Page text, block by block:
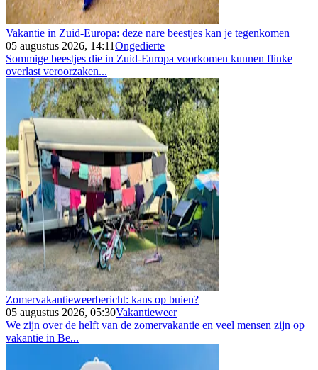
Vakantie in Zuid-Europa: deze nare beestjes kan je tegenkomen
05 augustus 2026, 14:11Ongedierte
Sommige beestjes die in Zuid-Europa voorkomen kunnen flinke
overlast veroorzaken...
Zomervakantieweerbericht: kans op buien?
05 augustus 2026, 05:30Vakantieweer
We zijn over de helft van de zomervakantie en veel mensen zijn op
vakantie in Be...